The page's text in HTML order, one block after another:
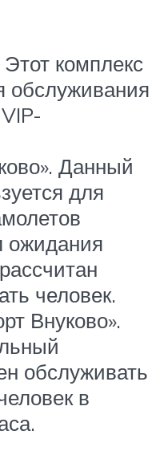
комплекс
обслуживания
Данный
для
ожидания
человек.
Внуково».
обслуживать
в